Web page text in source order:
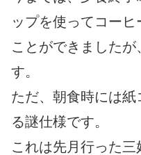
ップを使ってコー
ことができました
す。
ただ、朝食時には
る謎仕様です。
これは先月行った